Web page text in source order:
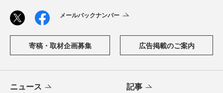
メールバックナンバー
寄稿・取材企画募集 広告掲載のご案内
ニュース 記事